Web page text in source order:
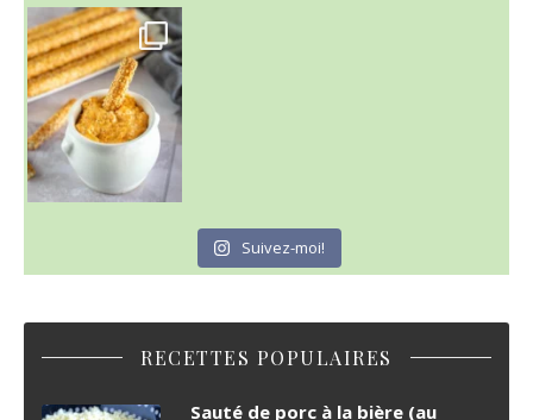
Suivez-moi!
RECETTES POPULAIRES
Sauté de porc à la bière (au